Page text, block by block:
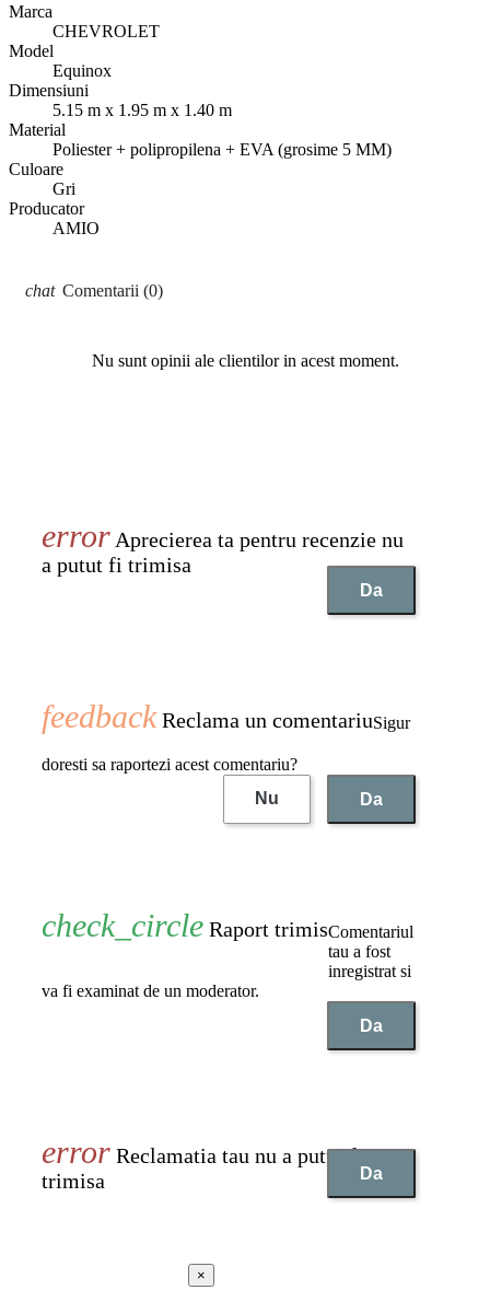
Marca
CHEVROLET
Model
Equinox
Dimensiuni
5.15 m x 1.95 m x 1.40 m
Material
Poliester + polipropilena + EVA (grosime 5 MM)
Culoare
Gri
Producator
AMIO
Comentarii (0)
Nu sunt opinii ale clientilor in acest moment.
Aprecierea ta pentru recenzie nu
a putut fi trimisa
Da
Reclama un comentariuSigur
doresti sa raportezi acest comentariu?
Nu
Da
Raport trimisComentariul
tau a fost
inregistrat si
va fi examinat de un moderator.
Da
Reclamatia tau nu a putut fi
trimisa
Da
×